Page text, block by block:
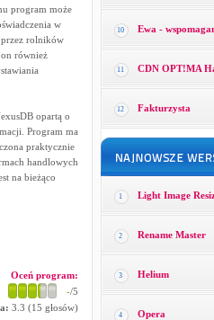
program może
w
rolników
również
opartą o
Program ma
praktycznie
handlowych
na bieżąco
Oceń program:
-/5
3.3 (15 głosów)
10 Ewa -
11 CDN OPT!MA
12 Fakturzysta
1 Light Image
2 Rename Master
3 Helium
4 Opera